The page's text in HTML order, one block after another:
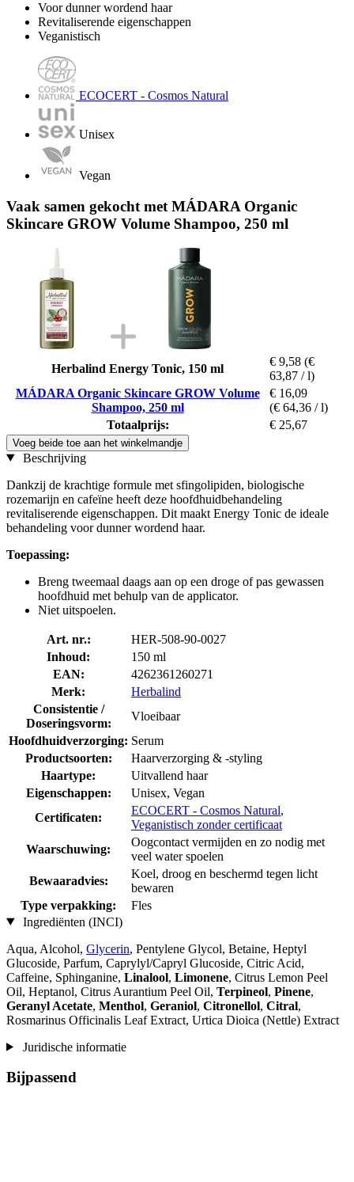
Voor dunner wordend haar
Revitaliserende eigenschappen
Veganistisch
ECOCERT - Cosmos Natural
Unisex
Vegan
Vaak samen gekocht met MÁDARA Organic
Skincare GROW Volume Shampoo, 250 ml
Herbalind Energy Tonic, 150 ml
€ 9,58 (€
63,87 / l)
MÁDARA Organic Skincare GROW Volume
Shampoo, 250 ml
€ 16,09
(€ 64,36 / l)
Totaalprijs:
€ 25,67
Voeg beide toe aan het winkelmandje
Beschrijving
Dankzij de krachtige formule met sfingolipiden, biologische
rozemarijn en cafeïne heeft deze hoofdhuidbehandeling
revitaliserende eigenschappen. Dit maakt Energy Tonic de ideale
behandeling voor dunner wordend haar.
Toepassing:
Breng tweemaal daags aan op een droge of pas gewassen
hoofdhuid met behulp van de applicator.
Niet uitspoelen.
Art. nr.:
HER-508-90-0027
Inhoud:
150 ml
EAN:
4262361260271
Merk:
Herbalind
Consistentie /
Doseringsvorm:
Vloeibaar
Hoofdhuidverzorging: Serum
Productsoorten:
Haarverzorging & -styling
Haartype:
Uitvallend haar
Eigenschappen:
Unisex, Vegan
Certificaten:
ECOCERT - Cosmos Natural,
Veganistisch zonder certificaat
Waarschuwing:
Oogcontact vermijden en zo nodig met
veel water spoelen
Bewaaradvies:
Koel, droog en beschermd tegen licht
bewaren
Type verpakking:
Fles
Ingrediënten (INCI)
Aqua, Alcohol, Glycerin, Pentylene Glycol, Betaine, Heptyl
Glucoside, Parfum, Caprylyl/Capryl Glucoside, Citric Acid,
Caffeine, Sphinganine, Linalool, Limonene, Citrus Lemon Peel
Oil, Heptanol, Citrus Aurantium Peel Oil, Terpineol, Pinene,
Geranyl Acetate, Menthol, Geraniol, Citronellol, Citral,
Rosmarinus Officinalis Leaf Extract, Urtica Dioica (Nettle) Extract
Juridische informatie
Bijpassend